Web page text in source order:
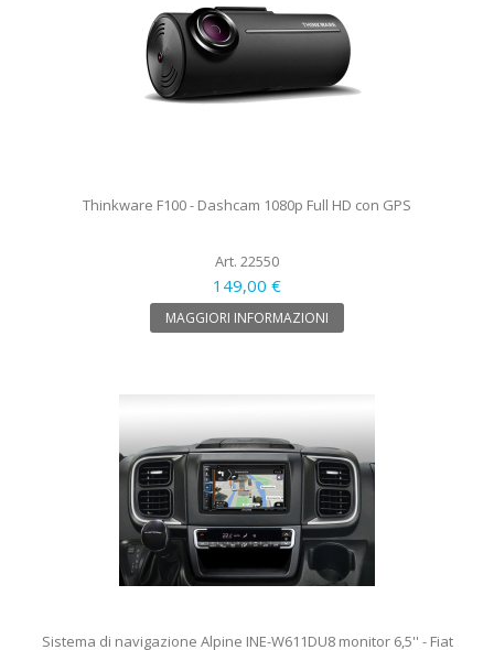
Thinkware F100 - Dashcam 1080p Full HD con GPS
Art. 22550
149,00 €
MAGGIORI INFORMAZIONI
Sistema di navigazione Alpine INE-W611DU8 monitor 6,5'' - Fiat